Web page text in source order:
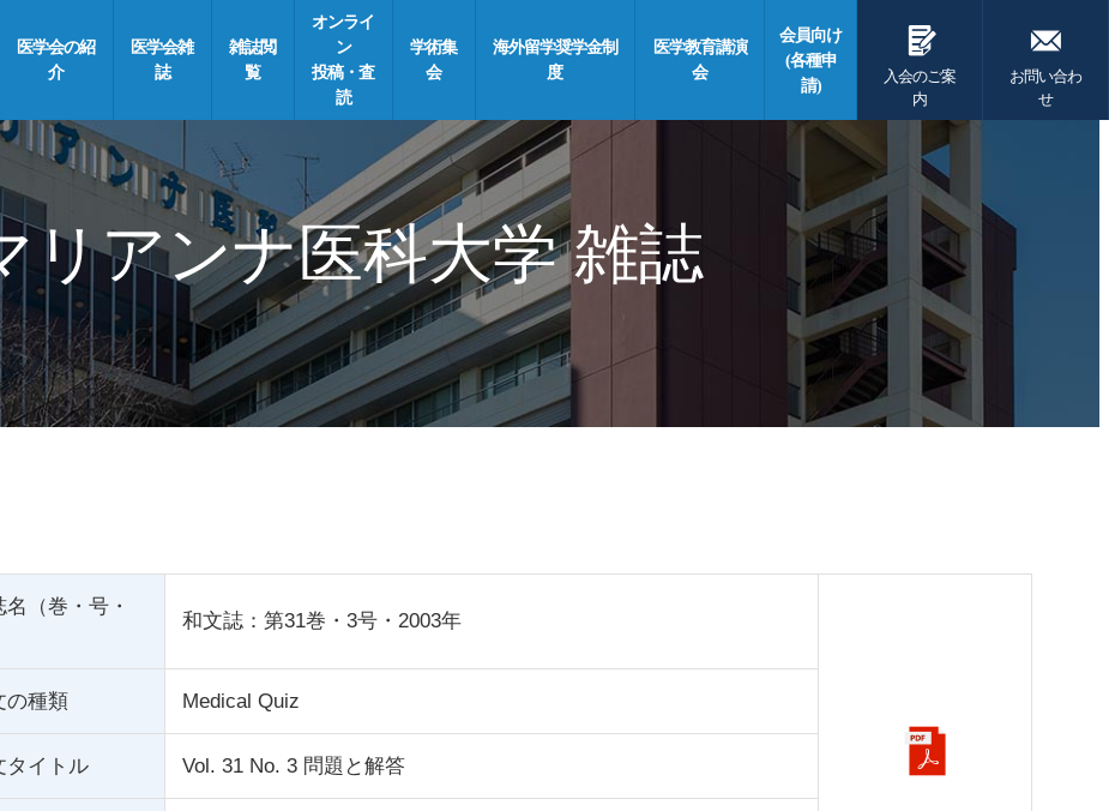
医学会の紹
介
医学会雑
誌
雑誌閲
覧
オンライ
ン
投稿・査
読
学術集
会
海外留学奨学金制
度
医学教育講演
会
会員向け
(各種申
請)
G
入会のご案
内
F
お問い合わ
せ
リアンナ医科大学 雑誌
名（巻・号・
和文誌：第31巻・3号・2003年
の種類 Medical Quiz
タイトル Vol. 31 No. 3 問題と解答